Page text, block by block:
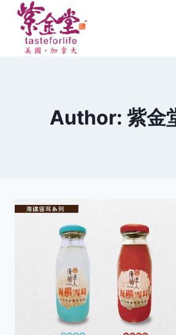
Skip
content
Author: 紫金